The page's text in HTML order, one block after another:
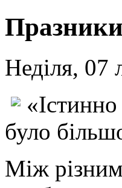
Неділя, 07
було
Між